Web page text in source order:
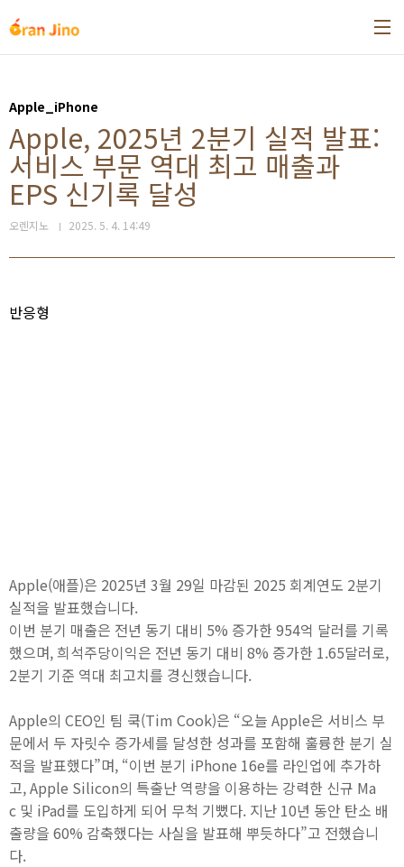
Apple_iPhone
Apple, 2025년 2분기 실적 발표:
서비스 부문 역대 최고 매출과
EPS 신기록 달성
오렌지노 2025. 5. 4. 14:49
반응형
Apple(애플)은 2025년 3월 29일 마감된 2025 회계연도 2분기
실적을 발표했습니다.
이번 분기 매출은 전년 동기 대비 5% 증가한 954억 달러를 기록
했으며, 희석주당이익은 전년 동기 대비 8% 증가한 1.65달러로,
2분기 기준 역대 최고치를 경신했습니다.
Apple의 CEO인 팀 쿡(Tim Cook)은 “오늘 Apple은 서비스 부
문에서 두 자릿수 증가세를 달성한 성과를 포함해 훌륭한 분기 실
적을 발표했다”며, “이번 분기 iPhone 16e를 라인업에 추가하
고, Apple Silicon의 특출난 역량을 이용하는 강력한 신규 Ma
c 및 iPad를 도입하게 되어 무척 기뻤다. 지난 10년 동안 탄소 배
출량을 60% 감축했다는 사실을 발표해 뿌듯하다”고 전했습니
다.